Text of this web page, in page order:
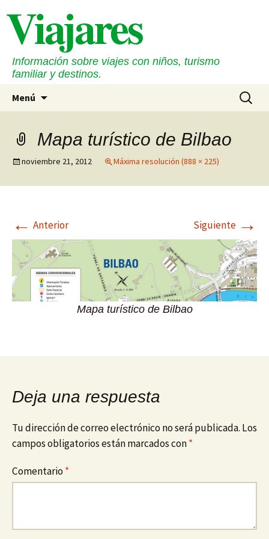
contenido
Viajares
Información sobre viajes con niños, turismo
familiar y destinos.
Menú
Buscar:
Mapa turístico de Bilbao
noviembre 21, 2012 Máxima resolución (888 × 225)
← Anterior Siguiente →
Mapa turístico de Bilbao
Deja una respuesta
Tu dirección de correo electrónico no será publicada. Los
campos obligatorios están marcados con*
Comentario*